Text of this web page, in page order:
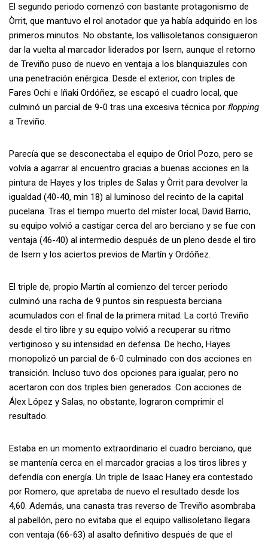
El segundo periodo comenzó con bastante protagonismo de
Òrrit, que mantuvo el rol anotador que ya había adquirido en los
primeros minutos. No obstante, los vallisoletanos consiguieron
dar la vuelta al marcador liderados por Isern, aunque el retorno
de Treviño puso de nuevo en ventaja a los blanquiazules con
una penetración enérgica. Desde el exterior, con triples de
Fares Ochi e Iñaki Ordóñez, se escapó el cuadro local, que
culminó un parcial de 9-0 tras una excesiva técnica por flopping
a Treviño.
Parecía que se desconectaba el equipo de Oriol Pozo, pero se
volvía a agarrar al encuentro gracias a buenas acciones en la
pintura de Hayes y los triples de Salas y Òrrit para devolver la
igualdad (40-40, min 18) al luminoso del recinto de la capital
pucelana. Tras el tiempo muerto del míster local, David Barrio,
su equipo volvió a castigar cerca del aro berciano y se fue con
ventaja (46-40) al intermedio después de un pleno desde el tiro
de Isern y los aciertos previos de Martín y Ordóñez.
El triple de, propio Martín al comienzo del tercer periodo
culminó una racha de 9 puntos sin respuesta berciana
acumulados con el final de la primera mitad. La cortó Treviño
desde el tiro libre y su equipo volvió a recuperar su ritmo
vertiginoso y su intensidad en defensa. De hecho, Hayes
monopolizó un parcial de 6-0 culminado con dos acciones en
transición. Incluso tuvo dos opciones para igualar, pero no
acertaron con dos triples bien generados. Con acciones de
Álex López y Salas, no obstante, lograron comprimir el
resultado.
Estaba en un momento extraordinario el cuadro berciano, que
se mantenía cerca en el marcador gracias a los tiros libres y
defendía con energía. Un triple de Isaac Haney era contestado
por Romero, que apretaba de nuevo el resultado desde los
4,60. Además, una canasta tras reverso de Treviño asombraba
al pabellón, pero no evitaba que el equipo vallisoletano llegara
con ventaja (66-63) al asalto definitivo después de que el